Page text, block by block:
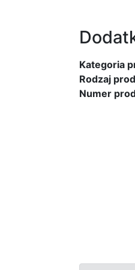
Kategoria
Rodzaj
Numer